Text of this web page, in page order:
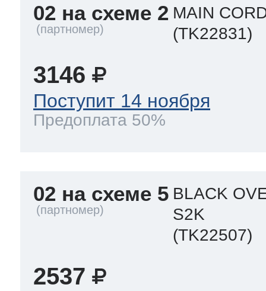
02 на схеме 2 MAIN
(TK22831)
3146
Поступит 14 ноября
Предоплата 50%
02 на схеме 5 BLACK
S2K
(TK22507)
2537